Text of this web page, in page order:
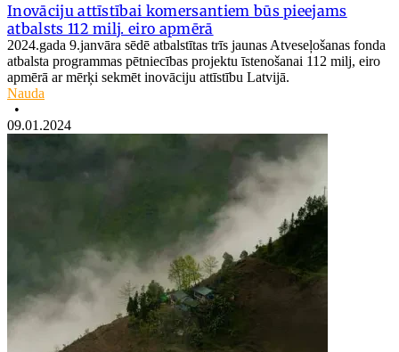
Inovāciju attīstībai komersantiem būs pieejams
atbalsts 112 milj. eiro apmērā
2024.gada 9.janvāra sēdē atbalstītas trīs jaunas Atveseļošanas fonda
atbalsta programmas pētniecības projektu īstenošanai 112 milj, eiro
apmērā ar mērķi sekmēt inovāciju attīstību Latvijā.
Nauda
•
09.01.2024